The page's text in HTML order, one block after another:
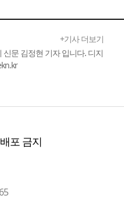
+기사 더보기
문 김정현 기자 입니다. 디지
포 금지
65